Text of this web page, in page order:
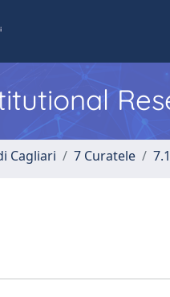
Cagliari 7 Curatele